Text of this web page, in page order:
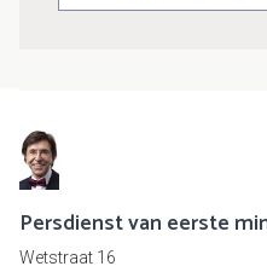
Persdienst van eerste
Wetstraat 16